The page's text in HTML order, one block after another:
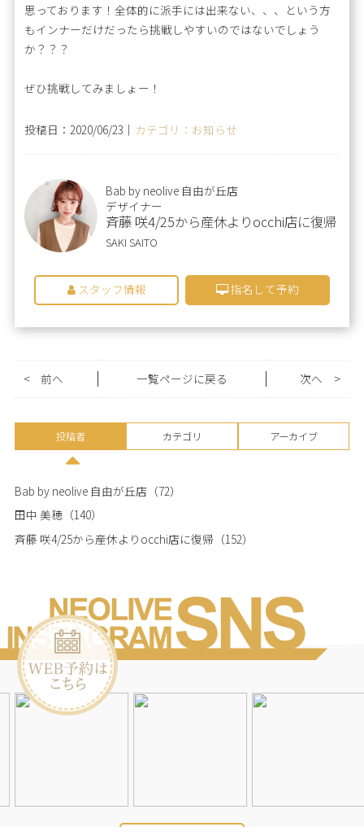
思っております！全体的に派手には出来ない、、、という方
もインナーだけだったら挑戦しやすいのではないでしょう
か？？？
ぜひ挑戦してみましょー！
投稿日：2020/06/23｜ カテゴリ：お知らせ
Bab by neolive 自由が丘店
デザイナー
斉藤 咲4/25から産休よりocchi店に復帰
SAKI SAITO
スタッフ情報 指名して予約
< 前へ 一覧ページに戻る >
次へ
投稿者 カテゴリ アーカイブ
Bab by neolive 自由が丘店 （72）
田中 美穂（140）
斉藤 咲4/25から産休よりocchi店に復帰 （152）